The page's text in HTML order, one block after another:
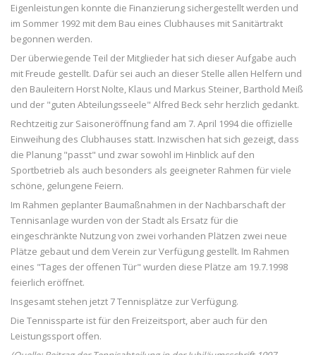
Eigenleistungen konnte die Finanzierung sichergestellt werden und
im Sommer 1992 mit dem Bau eines Clubhauses mit Sanitärtrakt
begonnen werden.
Der überwiegende Teil der Mitglieder hat sich dieser Aufgabe auch
mit Freude gestellt. Dafür sei auch an dieser Stelle allen Helfern und
den Bauleitern Horst Nolte, Klaus und Markus Steiner, Barthold Meiß
und der "guten Abteilungsseele" Alfred Beck sehr herzlich gedankt.
Rechtzeitig zur Saisoneröffnung fand am 7. April 1994 die offizielle
Einweihung des Clubhauses statt. Inzwischen hat sich gezeigt, dass
die Planung "passt" und zwar sowohl im Hinblick auf den
Sportbetrieb als auch besonders als geeigneter Rahmen für viele
schöne, gelungene Feiern.
Im Rahmen geplanter Baumaßnahmen in der Nachbarschaft der
Tennisanlage wurden von der Stadt als Ersatz für die
eingeschränkte Nutzung von zwei vorhanden Plätzen zwei neue
Plätze gebaut und dem Verein zur Verfügung gestellt. Im Rahmen
eines "Tages der offenen Tür" wurden diese Plätze am 19.7.1998
feierlich eröffnet.
Insgesamt stehen jetzt 7 Tennisplätze zur Verfügung.
Die Tennissparte ist für den Freizeitsport, aber auch für den
Leistungssport offen.